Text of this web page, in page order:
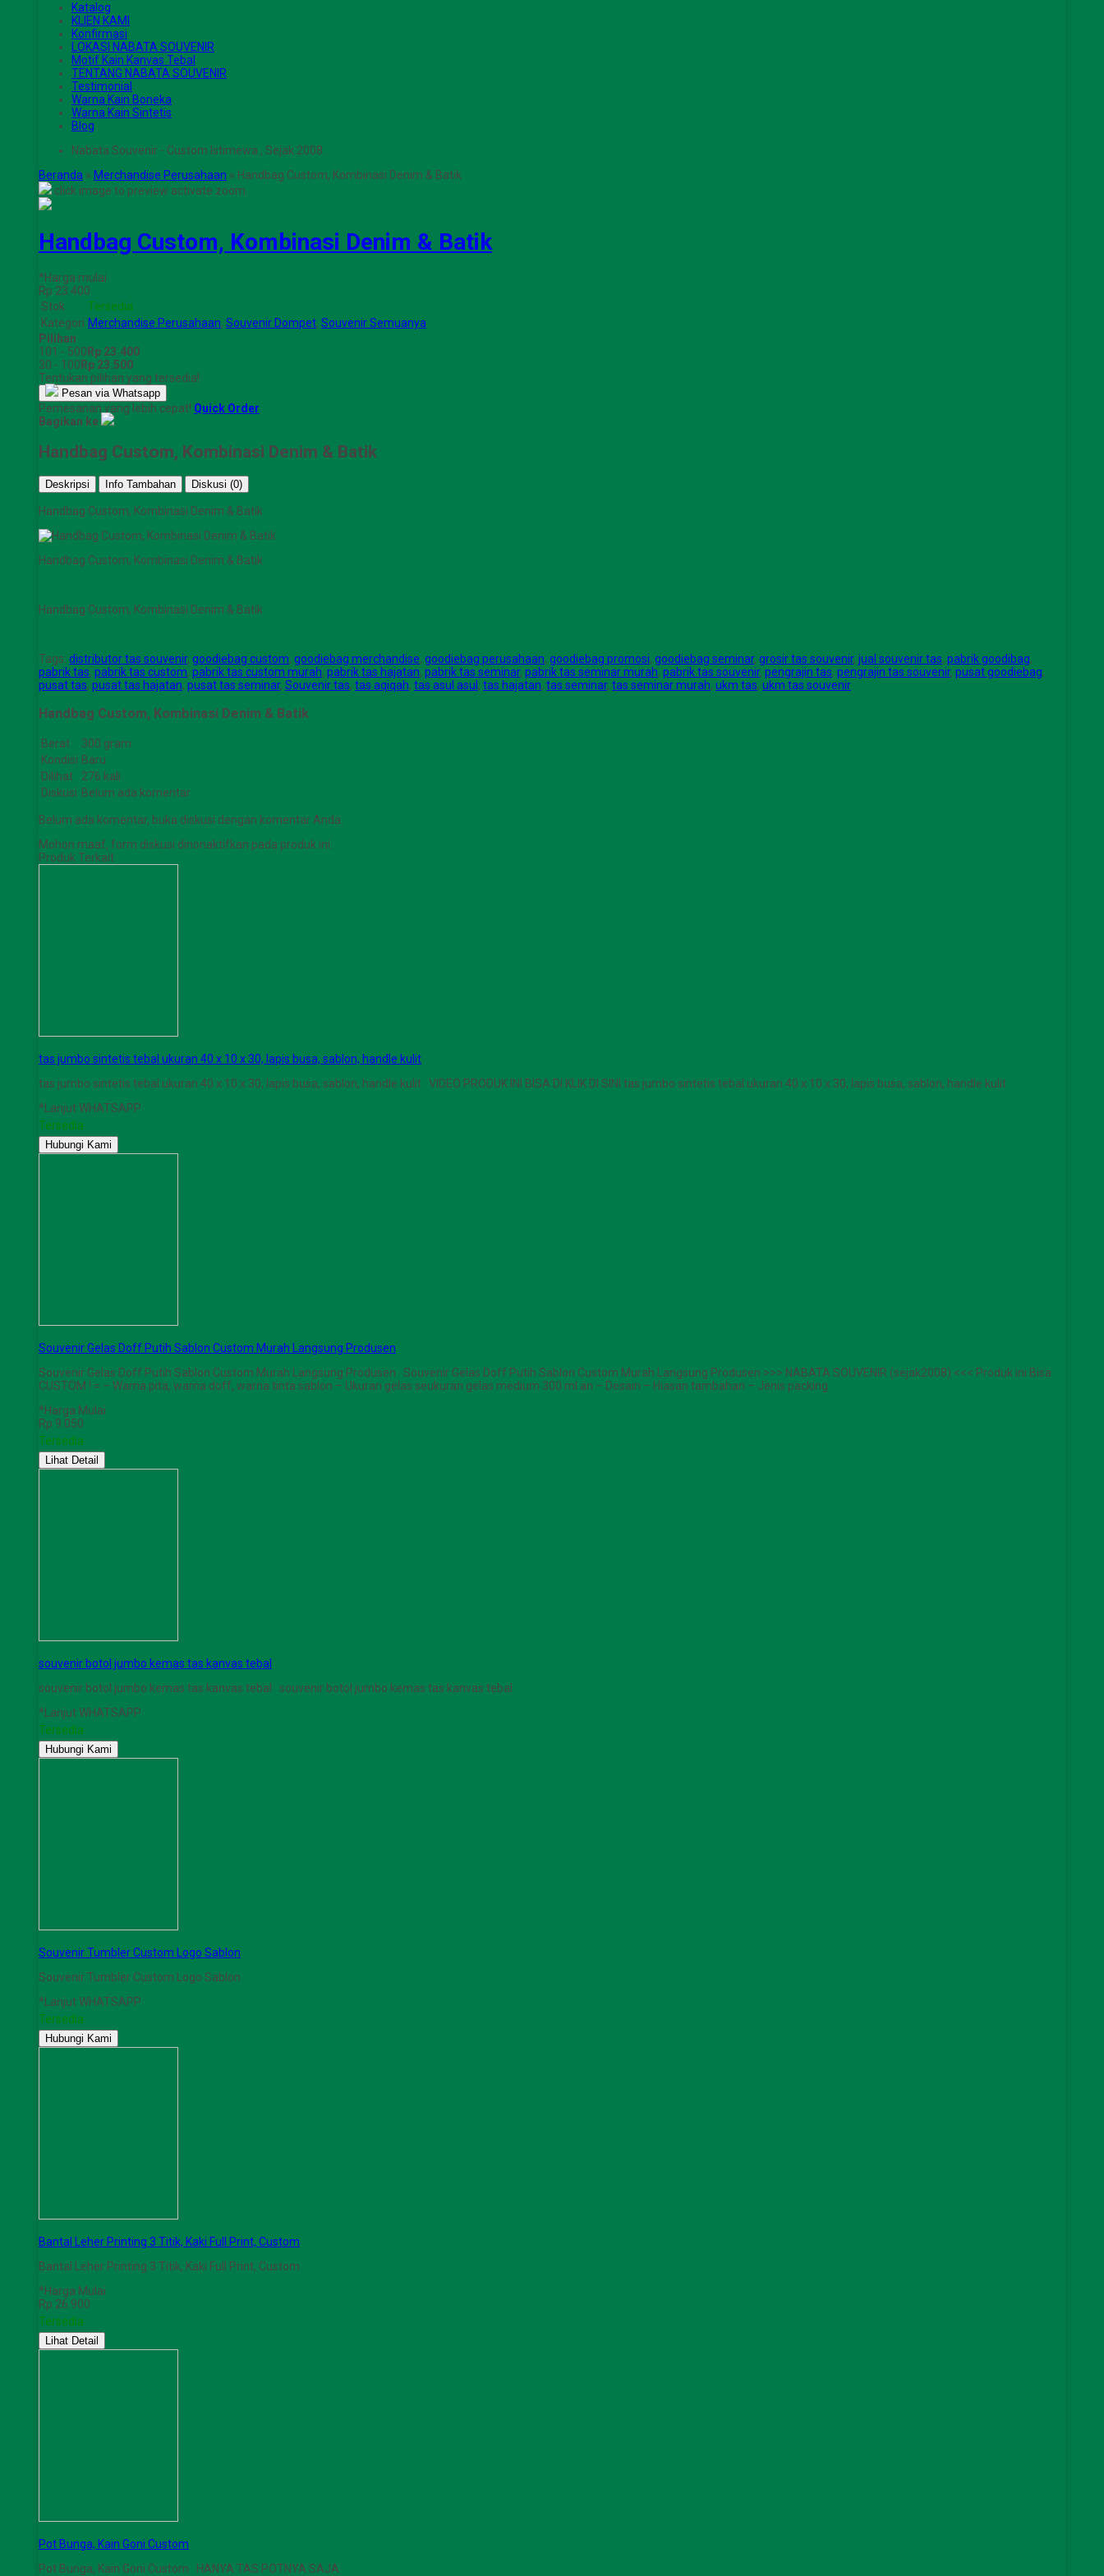
Katalog
KLIEN KAMI
Konfirmasi
LOKASI NABATA SOUVENIR
Motif Kain Kanvas Tebal
TENTANG NABATA SOUVENIR
Testimonial
Warna Kain Boneka
Warna Kain Sintetis
Blog
Nabata Souvenir - Custom Istimewa , Sejak 2008 .
Beranda » Merchandise Perusahaan » Handbag Custom, Kombinasi Denim & Batik
click image to preview activate zoom
Handbag Custom, Kombinasi Denim & Batik
*Harga mulai
Rp 23.400
Stok
Tersedia
Kategori Merchandise Perusahaan, Souvenir Dompet, Souvenir Semuanya
Pilihan
101 - 500Rp 23.400
30 - 100Rp 23.500
Tentukan pilihan yang tersedia!
Pesan via Whatsapp
Pemesanan yang lebih cepat! Quick Order
Bagikan ke
Handbag Custom, Kombinasi Denim & Batik
Deskripsi Info Tambahan Diskusi (0)
Handbag Custom, Kombinasi Denim & Batik
Handbag Custom, Kombinasi Denim & Batik
Handbag Custom, Kombinasi Denim & Batik
Tags: distributor tas souvenir, goodiebag custom, goodiebag merchandise, goodiebag perusahaan, goodiebag promosi, goodiebag seminar, grosir tas souvenir, jual souvenir tas, pabrik goodibag,
pabrik tas, pabrik tas custom, pabrik tas custom murah, pabrik tas hajatan, pabrik tas seminar, pabrik tas seminar murah, pabrik tas souvenir, pengrajin tas, pengrajin tas souvenir, pusat goodiebag,
pusat tas, pusat tas hajatan, pusat tas seminar, Souvenir tas, tas aqiqah, tas asul asul , tas hajatan, tas seminar, tas seminar murah, ukm tas, ukm tas souvenir
Handbag Custom, Kombinasi Denim & Batik
Berat
300 gram
Kondisi Baru
Dilihat
276 kali
Diskusi Belum ada komentar
Belum ada komentar, buka diskusi dengan komentar Anda.
Mohon maaf, form diskusi dinonaktifkan pada produk ini.
Produk Terkait
tas jumbo sintetis tebal ukuran 40 x 10 x 30, lapis busa, sablon, handle kulit
tas jumbo sintetis tebal ukuran 40 x 10 x 30, lapis busa, sablon, handle kulit VIDEO PRODUK INI BISA DI KLIK DI SINI tas jumbo sintetis tebal ukuran 40 x 10 x 30, lapis busa, sablon, handle kulit
*Lanjut WHATSAPP
Tersedia
Hubungi Kami
Souvenir Gelas Doff Putih Sablon Custom Murah Langsung Produsen
Souvenir Gelas Doff Putih Sablon Custom Murah Langsung Produsen Souvenir Gelas Doff Putih Sablon Custom Murah Langsung Produsen >>> NABATA SOUVENIR (sejak2008) <<< Produk ini Bisa
CUSTOM ! = – Warna pita, warna doff, warna tinta sablon – Ukuran gelas seukuran gelas medium 300 ml an – Desain – Hiasan tambahan – Jenis packing
*Harga Mulai
Rp 9.050
Tersedia
Lihat Detail
souvenir botol jumbo kemas tas kanvas tebal
souvenir botol jumbo kemas tas kanvas tebal souvenir botol jumbo kemas tas kanvas tebal
*Lanjut WHATSAPP
Tersedia
Hubungi Kami
Souvenir Tumbler Custom Logo Sablon
Souvenir Tumbler Custom Logo Sablon
*Lanjut WHATSAPP
Tersedia
Hubungi Kami
Bantal Leher Printing 3 Titik, Kaki Full Print, Custom
Bantal Leher Printing 3 Titik, Kaki Full Print, Custom
*Harga Mulai
Rp 26.900
Tersedia
Lihat Detail
Pot Bunga, Kain Goni Custom
Pot Bunga, Kain Goni Custom HANYA TAS POTNYA SAJA